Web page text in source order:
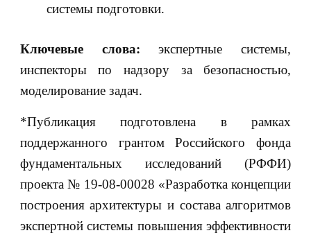
системы подготовки.
Ключевые слова:экспертные системы,
инспекторы по надзору за безопасностью,
моделирование задач.
*Публикация подготовлена в рамках
поддержанного грантом Российского фонда
фундаментальных исследований (РФФИ)
проекта № 19-08-00028 «Разработка концепции
построения архитектуры и состава алгоритмов
экспертной системы повышения эффективности